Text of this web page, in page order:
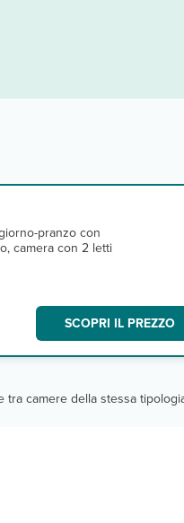
pranzo con
camera con 2 letti
SCOPRI IL PREZZO
camere della stessa